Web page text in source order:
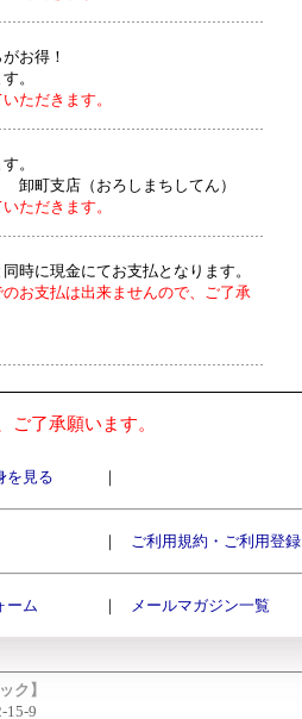
お得！
。
ただきます。
。
卸町支店（おろしまちしてん）
ただきます。
時に現金にてお支払となります。
お支払は出来ませんので、ご了承
了承願います。
を見る ｜
｜ ご利用規約・ご利用登録
ーム ｜ メールマガジン一覧
ク】
15-9